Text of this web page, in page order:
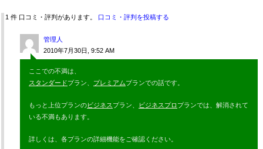
1 件 口コミ・評判があります。 口コミ・評判を投稿する
管理人
2010年7月30日, 9:52 AM
ここでの不満は、
スタンダードプラン、 プレミアムプランでの話です。
もっと上位プランのビジネス プラン、 ビジネスプロ プランでは、解消されて
いる不満もあります。
詳しくは、各プランの詳細機能をご確認ください。